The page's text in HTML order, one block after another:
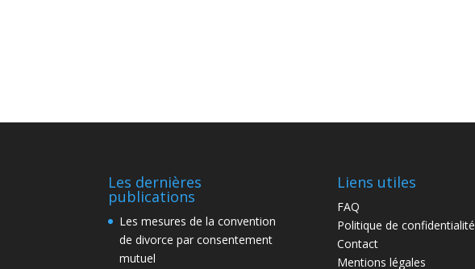
Les dernières
publications
Les mesures de la convention
de divorce par consentement
mutuel
Liens utiles
FAQ
Politique de confidentialité
Contact
Mentions légales